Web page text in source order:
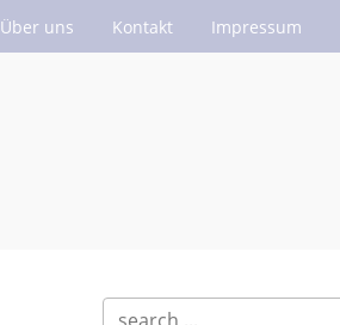
Über uns Kontakt Impressum